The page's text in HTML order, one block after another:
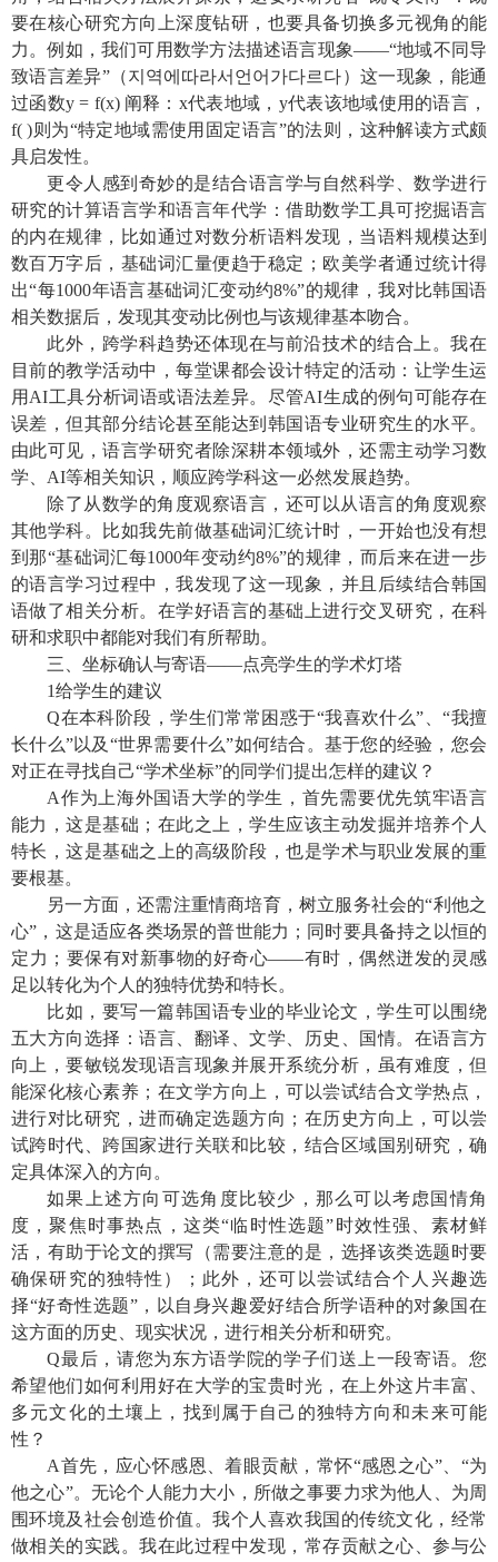
要在核心研究方向上深度钻研，也要具备切换多元视角的能
力。例如，我们可用数学方法描述语言现象——“地域不同导
致语言差异”（지역에 따라서 언어가다르다）这一现象，能通
过函数y = f(x) 阐释： x代表地域， y代表该地域使用的语言，
f( )则为“特定地域需使用固定语言”的法则，这种解读方式颇
具启发性。
更令人感到奇妙的是结合语言学与自然科学、数学进行
研究的计算语言学和语言年代学：借助数学工具可挖掘语言
的内在规律，比如通过对数分析语料发现，当语料规模达到
数百万字后，基础词汇量便趋于稳定；欧美学者通过统计得
出“每1000年语言基础词汇变动约8%”的规律，我对比韩国语
相关数据后，发现其变动比例也与该规律基本吻合。
此外，跨学科趋势还体现在与前沿技术的结合上。我在
目前的教学活动中，每堂课都会设计特定的活动：让学生运
用 AI工具分析词语或语法差异。尽管AI生成的例句可能存在
误差，但其部分结论甚至能达到韩国语专业研究生的水平。
由此可见，语言学研究者除深耕本领域外，还需主动学习数
学、 AI等相关知识，顺应跨学科这一必然发展趋势。
除了从数学的角度观察语言，还可以从语言的角度观察
其他学科。比如我先前做基础词汇统计时，一开始也没有想
到那“基础词汇每1000年变动约8%”的规律，而后来在进一步
的语言学习过程中，我发现了这一现象，并且后续结合韩国
语做了相关分析。在学好语言的基础上进行交叉研究，在科
研和求职中都能对我们有所帮助。
三、坐标确认与寄语——点亮学生的学术灯塔
1给学生的建议
Q在本科阶段，学生们常常困惑于“我喜欢什么”、“我擅
长什么”以及“世界需要什么”如何结合。基于您的经验，您会
对正在寻找自己“学术坐标”的同学们提出怎样的建议？
A作为上海外国语大学的学生，首先需要优先筑牢语言
能力，这是基础；在此之上，学生应该主动发掘并培养个人
特长，这是基础之上的高级阶段，也是学术与职业发展的重
要根基。
另一方面，还需注重情商培育，树立服务社会的“利他之
心”，这是适应各类场景的普世能力；同时要具备持之以恒的
定力；要保有对新事物的好奇心——有时，偶然迸发的灵感
足以转化为个人的独特优势和特长。
比如，要写一篇韩国语专业的毕业论文，学生可以围绕
五大方向选择：语言、翻译、文学、历史、国情。在语言方
向上，要敏锐发现语言现象并展开系统分析，虽有难度，但
能深化核心素养；在文学方向上，可以尝试结合文学热点，
进行对比研究，进而确定选题方向；在历史方向上，可以尝
试跨时代、跨国家进行关联和比较，结合区域国别研究，确
定具体深入的方向。
如果上述方向可选角度比较少，那么可以考虑国情角
度，聚焦时事热点，这类“临时性选题”时效性强、素材鲜
活，有助于论文的撰写（需要注意的是，选择该类选题时要
确保研究的独特性）；此外，还可以尝试结合个人兴趣选
择“好奇性选题”，以自身兴趣爱好结合所学语种的对象国在
这方面的历史、现实状况，进行相关分析和研究。
Q最后，请您为东方语学院的学子们送上一段寄语。您
希望他们如何利用好在大学的宝贵时光，在上外这片丰富、
多元文化的土壤上，找到属于自己的独特方向和未来可能
性？
A首先，应心怀感恩、着眼贡献，常怀“感恩之心”、“为
他之心”。无论个人能力大小，所做之事要力求为他人、为周
围环境及社会创造价值。我个人喜欢我国的传统文化，经常
做相关的实践。我在此过程中发现，常存贡献之心、参与公